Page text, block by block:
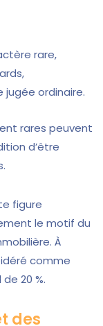
rare,
jugée ordinaire.
rares peuvent
d’être
figure
le motif du
À
comme
20 %.
des